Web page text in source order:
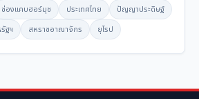
ช่องแคบฮอร์มุซ ประเทศไทย
ปัญญาประดิษฐ์
ฐฯ สหราชอาณาจักร ยุโรป